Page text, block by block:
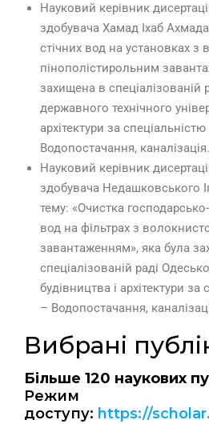
Науковий керівник
здобувача Хамад Іхаб
стічних вод на установках з
пінополістирольним
захищена в спеціалізованій
державного технічного
архітектури за
Водопостачання,
Науковий керівник
здобувача Недашковського
тему: «Очистка
вод на фільтрах з
завантаженням», яка була
спеціалізованій раді
будівництва і архітектури
– Водопостачання,
Вибрані
Більше 120 наукових
Режим
доступу: https://